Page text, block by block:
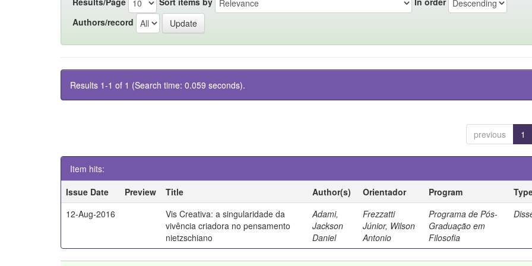
Authors/record
Results 1-1 of 1 (Search time: 0.059 seconds).
previous 1
Item hits:
Issue Date
Preview Title Author(s) Orientador Program
12-Aug-2016
Vis Creativa: a singularidade da
vivência criadora no pensamento
nietzschiano
Adami,
Jackson
Daniel
Frezzatti
Júnior, Wilson
Antonio
Programa de Pós-
Graduação em
Filosofia